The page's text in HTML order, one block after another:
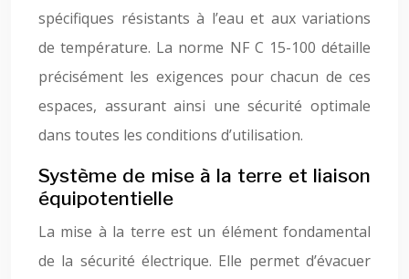
spécifiques résistants à l’eau et aux variations
de température. La norme NF C 15-100 détaille
précisément les exigences pour chacun de ces
espaces, assurant ainsi une sécurité optimale
dans toutes les conditions d’utilisation.
Système de mise à la terre et liaison
équipotentielle
La mise à la terre est un élément fondamental
de la sécurité électrique. Elle permet d’évacuer